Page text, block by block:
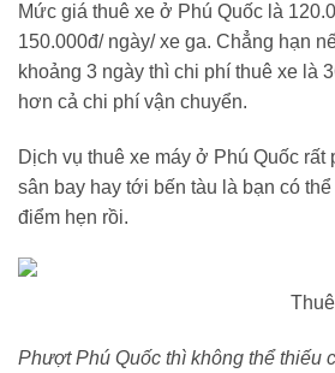
Mức giá thuê xe ở Phú Quốc là
150.000đ/ ngày/ xe ga. Chẳng hạn
khoảng 3 ngày thì chi phí thuê xe là
hơn cả chi phí vận chuyển.
Dịch vụ thuê xe máy ở Phú Quốc rất
sân bay hay tới bến tàu là bạn có
điểm hẹn rồi.
Phượt Phú Quốc thì không thể thiếu